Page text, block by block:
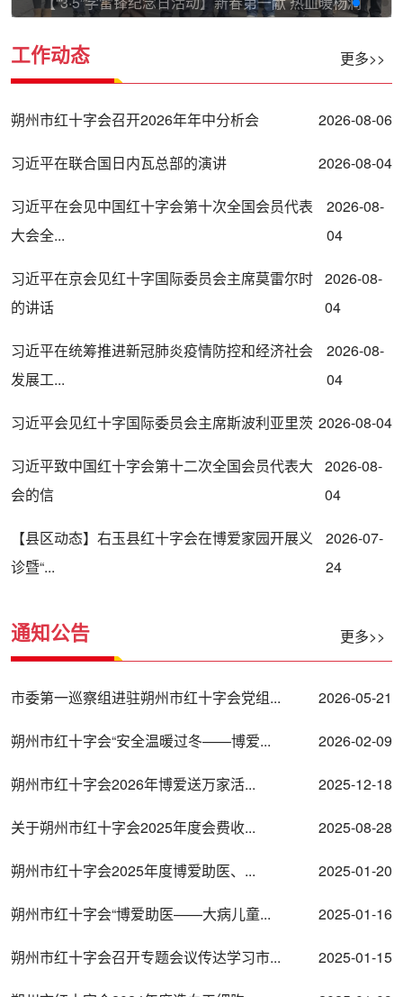
工作动态 更多>>
朔州市红十字会召开2026年年中分析会 2026-08-06
习近平在联合国日内瓦总部的演讲 2026-08-04
习近平在会见中国红十字会第十次全国会员代表
大会全...
2026-08-
04
习近平在京会见红十字国际委员会主席莫雷尔时
的讲话
2026-08-
04
习近平在统筹推进新冠肺炎疫情防控和经济社会
发展工...
2026-08-
04
习近平会见红十字国际委员会主席斯波利亚里茨 2026-08-04
习近平致中国红十字会第十二次全国会员代表大
会的信
2026-08-
04
【县区动态】右玉县红十字会在博爱家园开展义
诊暨“...
2026-07-
24
通知公告 更多>>
市委第一巡察组进驻朔州市红十字会党组... 2026-05-21
朔州市红十字会“安全温暖过冬——博爱... 2026-02-09
朔州市红十字会2026年博爱送万家活... 2025-12-18
关于朔州市红十字会2025年度会费收... 2025-08-28
朔州市红十字会2025年度博爱助医、... 2025-01-20
朔州市红十字会“博爱助医——大病儿童... 2025-01-16
朔州市红十字会召开专题会议传达学习市... 2025-01-15